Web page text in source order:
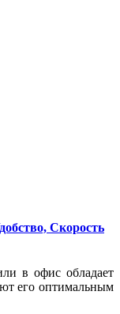
Скорость
в офис обладает
его оптимальным